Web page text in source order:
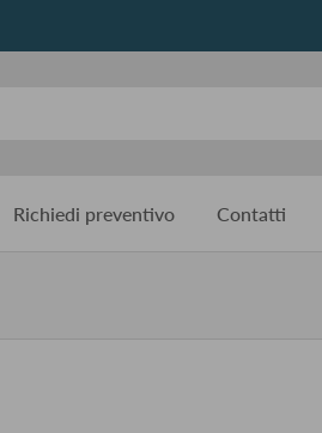
Richiedi preventivo Contatti